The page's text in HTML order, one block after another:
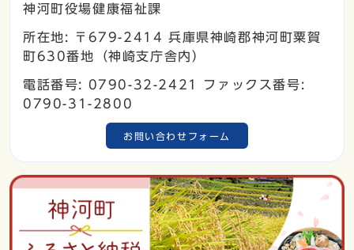
神河町役場健康福祉課
所在地: 〒679-2414 兵庫県神崎郡神河町粟賀
町630番地（神崎支庁舎内）
電話番号: 0790-32-2421 ファックス番号:
0790-31-2800
お問い合わせフォーム